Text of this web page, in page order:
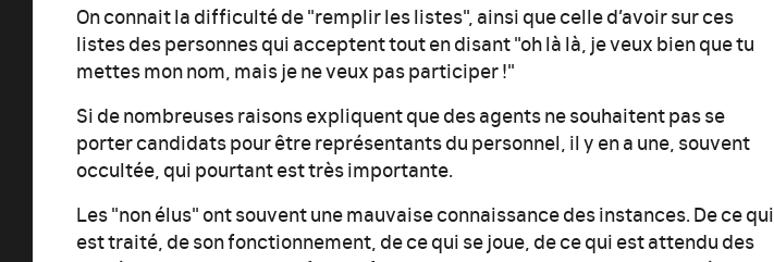
On connait la difficulté de "remplir les listes", ainsi que celle d’avoir sur ces
listes des personnes qui acceptent tout en disant "oh là là, je veux bien que tu
mettes mon nom, mais je ne veux pas participer !"
Si de nombreuses raisons expliquent que des agents ne souhaitent pas se
porter candidats pour être représentants du personnel, il y en a une, souvent
occultée, qui pourtant est très importante.
Les "non élus" ont souvent une mauvaise connaissance des instances. De ce qui
est traité, de son fonctionnement, de ce qui se joue, de ce qui est attendu des